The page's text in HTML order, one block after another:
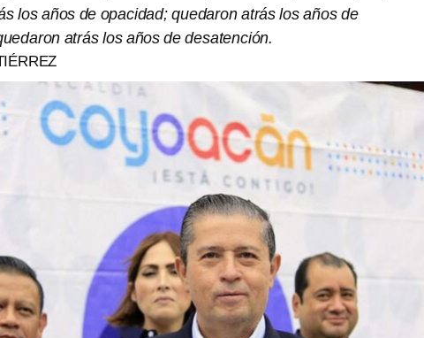
los años de opacidad; quedaron atrás los años de
atrás los años de desatención.